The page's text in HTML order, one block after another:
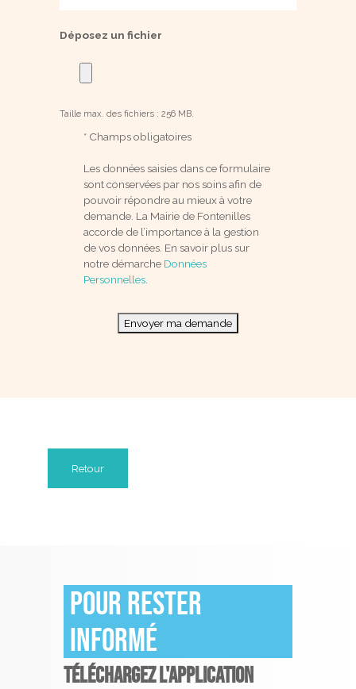
Déposez un fichier
Taille max. des fichiers : 256 MB.
* Champs obligatoires
Les données saisies dans ce formulaire
sont conservées par nos soins afin de
pouvoir répondre au mieux à votre
demande. La Mairie de Fontenilles
accorde de l’importance à la gestion
de vos données. En savoir plus sur
notre démarche Données
Personnelles.
Envoyer ma demande
Retour
Pour rester
informé
TÉLÉCHARGEZ L'APPLICATION